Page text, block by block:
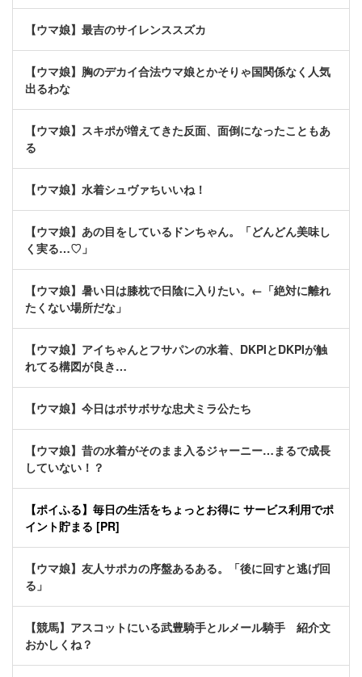
【ウマ娘】最吉のサイレンススズカ
【ウマ娘】胸のデカイ合法ウマ娘とかそりゃ国関係なく人気
出るわな
【ウマ娘】スキポが増えてきた反面、面倒になったこともあ
る
【ウマ娘】水着シュヴァちいいね！
【ウマ娘】あの目をしているドンちゃん。「どんどん美味し
く実る…♡」
【ウマ娘】暑い日は膝枕で日陰に入りたい。←「絶対に離れ
たくない場所だな」
【ウマ娘】アイちゃんとフサパンの水着、DKPIとDKPIが触
れてる構図が良き…
【ウマ娘】今日はボサボサな忠犬ミラ公たち
【ウマ娘】昔の水着がそのまま入るジャーニー…まるで成長
していない！？
【ポイふる】毎日の生活をちょっとお得に サービス利用でポ
イント貯まる [PR]
【ウマ娘】友人サポカの序盤あるある。「後に回すと逃げ回
る」
【競馬】アスコットにいる武豊騎手とルメール騎手 紹介文
おかしくね？